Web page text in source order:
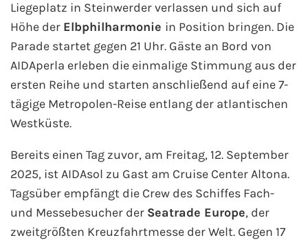
PLANTOURS Kreuzfahrten
Alle Reedereien
Flusskreuzfahrten
A-ROSA Flusskreuzfahrten
VIVA Cruises Flusskreuzfahrten
nicko cruises Flusskreuzfahrten
Plantours Flusskreuzfahrten
Liegeplatz in Steinwerder verlassen und sich auf
Höhe der Elbphilharmonie in Position bringen. Die
Parade startet gegen 21 Uhr. Gäste an Bord von
AIDAperla erleben die einmalige Stimmung aus der
ersten Reihe und starten anschließend auf eine 7-
tägige Metropolen-Reise entlang der atlantischen
Westküste.
Bereits einen Tag zuvor, am Freitag, 12. September
2025, ist AIDAsol zu Gast am Cruise Center Altona.
Tagsüber empfängt die Crew des Schiffes Fach-
und Messebesucher der Seatrade Europe, der
zweitgrößten Kreuzfahrtmesse der Welt. Gegen 17